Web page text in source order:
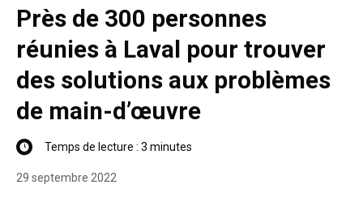
Près de 300 personnes
réunies à Laval pour trouver
des solutions aux problèmes
de main-d’œuvre
Temps de lecture : 3 minutes
29 septembre 2022